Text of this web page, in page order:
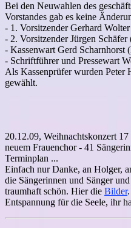
Bei den Neuwahlen des
Vorstandes gab es keine
- 1. Vorsitzender Gerhard
- 2. Vorsitzender Jürgen Schäfer
- Kassenwart Gerd Scharnhorst
- Schriftführer und Pressewart
Als Kassenprüfer wurden Peter
gewählt.
20.12.09, Weihnachtskonzert
neuem Frauenchor - 41
Terminplan ...
Einfach nur Danke, an Holger,
die Sängerinnen und Sänger
traumhaft schön. Hier die Bilder
Entspannung für die Seele, ihr